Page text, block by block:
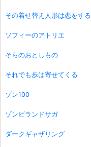
その着せ替え人形は恋をする
ソフィーのアトリエ
そらのおとしもの
それでも歩は寄せてくる
ゾン100
ゾンビランドサガ
ダークギャザリング